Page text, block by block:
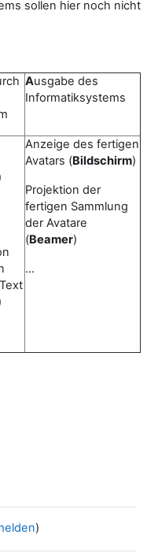
sollen hier noch nicht
Ausgabe des
Informatiksystems
Anzeige des fertigen
Avatars (Bildschirm)
Projektion der
fertigen Sammlung
der Avatare
(Beamer)
…
)